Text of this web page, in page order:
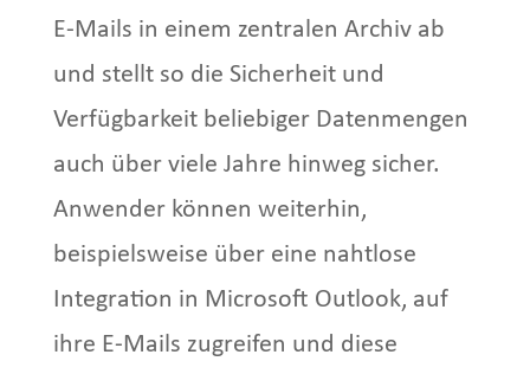
E-Mails in einem zentralen Archiv ab
und stellt so die Sicherheit und
Verfügbarkeit beliebiger Datenmengen
auch über viele Jahre hinweg sicher.
Anwender können weiterhin,
beispielsweise über eine nahtlose
Integration in Microsoft Outlook, auf
ihre E-Mails zugreifen und diese